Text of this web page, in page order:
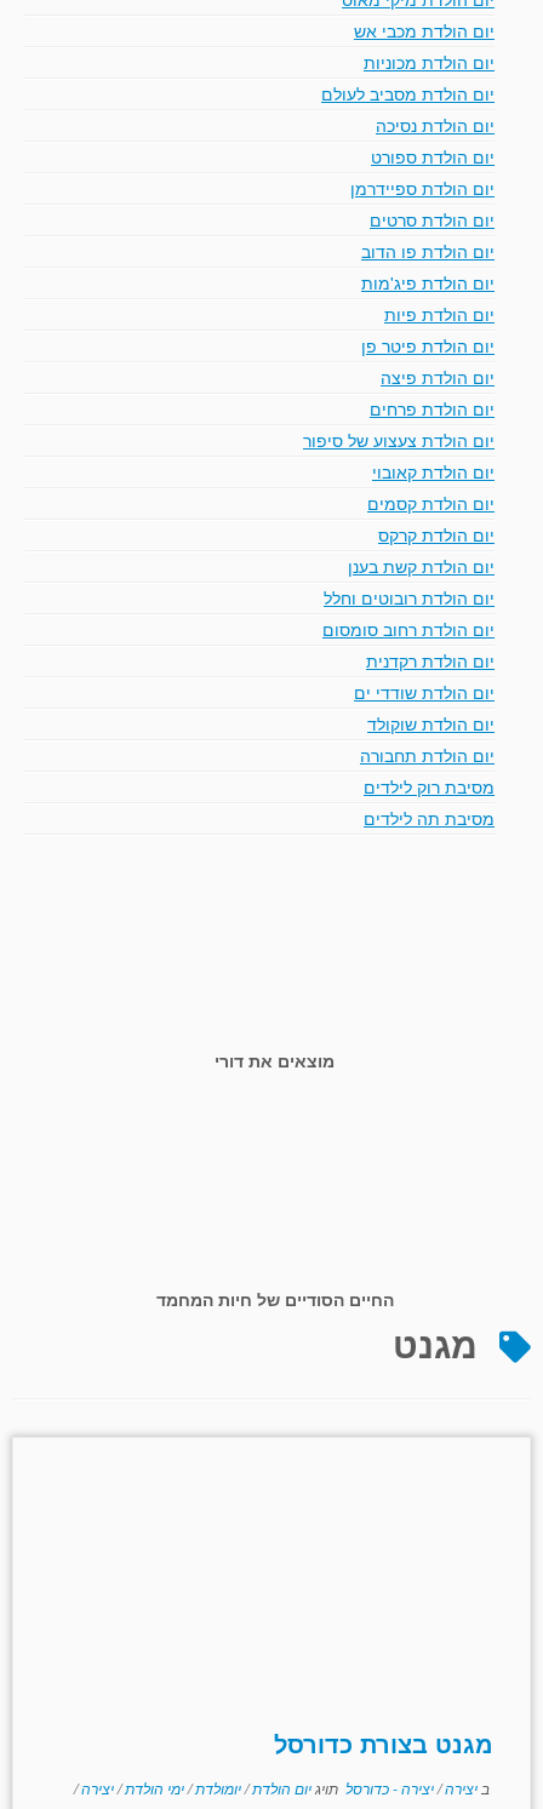
יום הולדת מכבי אש
יום הולדת מכוניות
יום הולדת מסביב לעולם
יום הולדת נסיכה
יום הולדת ספורט
יום הולדת ספיידרמן
יום הולדת סרטים
יום הולדת פו הדוב
יום הולדת פיג'מות
יום הולדת פיות
יום הולדת פיטר פן
יום הולדת פיצה
יום הולדת פרחים
יום הולדת צעצוע של סיפור
יום הולדת קאובוי
יום הולדת קסמים
יום הולדת קרקס
יום הולדת קשת בענן
יום הולדת רובוטים וחלל
יום הולדת רחוב סומסום
יום הולדת רקדנית
יום הולדת שודדי ים
יום הולדת שוקולד
יום הולדת תחבורה
מסיבת רוק לילדים
מסיבת תה לילדים
מוצאים את דורי
החיים הסודיים של חיות המחמד
מגנט
מגנט בצורת כדורסל
ב יצירה/יצירה - כדורסל תויגיום הולדת/יומולדת/ימי הולדת/יצירה/